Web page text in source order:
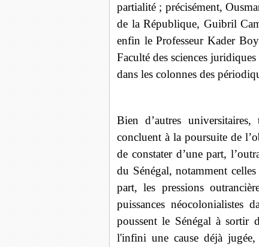
partialité ; précisément,
de la République, Guibril
enfin le Professeur Kader
Faculté des sciences
dans les colonnes des
Bien d’autres
concluent à la poursuite de
de constater d’une part,
du Sénégal, notamment
part, les pressions
puissances néocolonialistes
poussent le Sénégal à sortir
l'infini une cause déjà